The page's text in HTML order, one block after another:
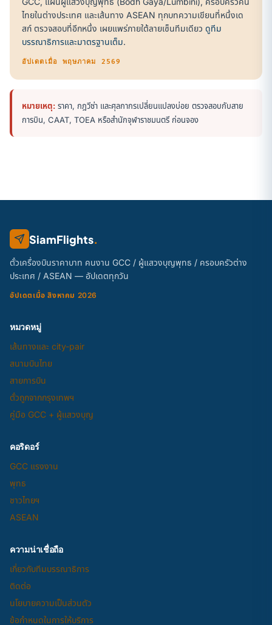
ไทยในต่างประเทศ และเส้นทาง ASEAN ทุกบทความเขียนที่หนึ่งเด
สก์ ตรวจสอบที่อีกหนึ่ง เผยแพร่ภายใต้ลายเซ็นทีมเดียว ดูทีม
บรรณาธิการและมาตรฐานเต็ม.
อัปเดตเมื่อ พฤษภาคม 2569
หมายเหตุ: ราคา, กฎวีซ่า และศุลกากรเปลี่ยนแปลงบ่อย ตรวจสอบกับสาย
การบิน, CAAT, TOEA หรือสำนักจุฬาราชมนตรี ก่อนจอง
SiamFlights.
ตั๋วเครื่องบินราคาบาท คนงาน GCC / ผู้แสวงบุญพุทธ / ครอบครัวต่าง
ประเทศ / ASEAN — อัปเดตทุกวัน
อัปเดตเมื่อ สิงหาคม 2026
หมวดหมู่
เส้นทางและ city-pair
สนามบินไทย
สายการบิน
ตั๋วถูกจากกรุงเทพฯ
คู่มือ GCC + ผู้แสวงบุญ
คอริดอร์
GCC แรงงาน
พุทธ
ชาวไทยฯ
ASEAN
ความน่าเชื่อถือ
เกี่ยวกับทีมบรรณาธิการ
ติดต่อ
นโยบายความเป็นส่วนตัว
ข้อกำหนดในการให้บริการ